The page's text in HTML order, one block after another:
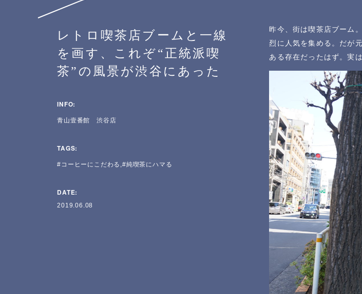
レトロ喫茶店ブームと一線
を画す、これぞ“正統派喫
茶”の風景が渋谷にあった
INFO:
青山壹番館 渋谷店
TAGS:
コーヒーにこだわる 純喫茶にハマる
DATE:
2019.06.08
昨今、街は喫茶店ブーム
烈に人気を集める。だが
ある存在だったはず。実